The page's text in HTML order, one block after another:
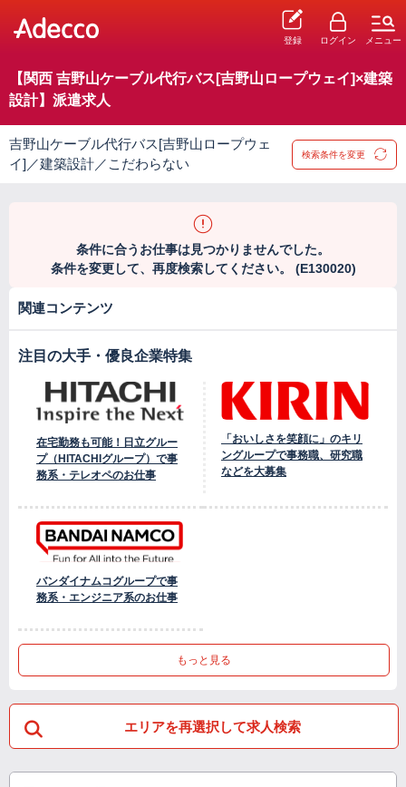
登録 ログイン メニュー
【関西 吉野山ケーブル代行バス[吉野山ロープウェイ]×建築
設計】派遣求人
吉野山ケーブル代行バス[吉野山ロープウェ
イ]／建築設計／こだわらない
検索条件を変更
条件に合うお仕事は見つかりませんでした。
条件を変更して、再度検索してください。 (E130020)
関連コンテンツ
注目の大手・優良企業特集
在宅勤務も可能！日立グルー
プ（HITACHIグループ）で事
務系・テレオペのお仕事
「おいしさを笑顔に」のキリ
ングループで事務職、研究職
などを大募集
バンダイナムコグループで事
務系・エンジニア系のお仕事
もっと見る
エリアを再選択して求人検索